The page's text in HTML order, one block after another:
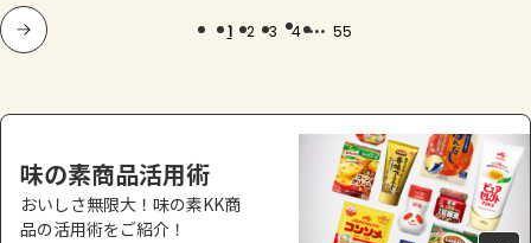
1 2 3 4 ... 55
味の素商品活用術
おいしさ無限大！味の素KK商
品の活用術をご紹介！